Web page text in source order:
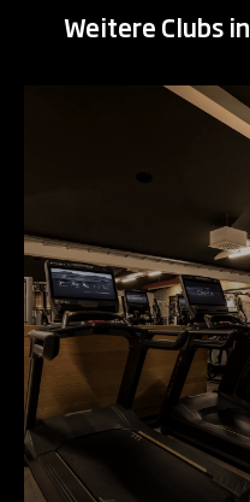
Weitere Clubs